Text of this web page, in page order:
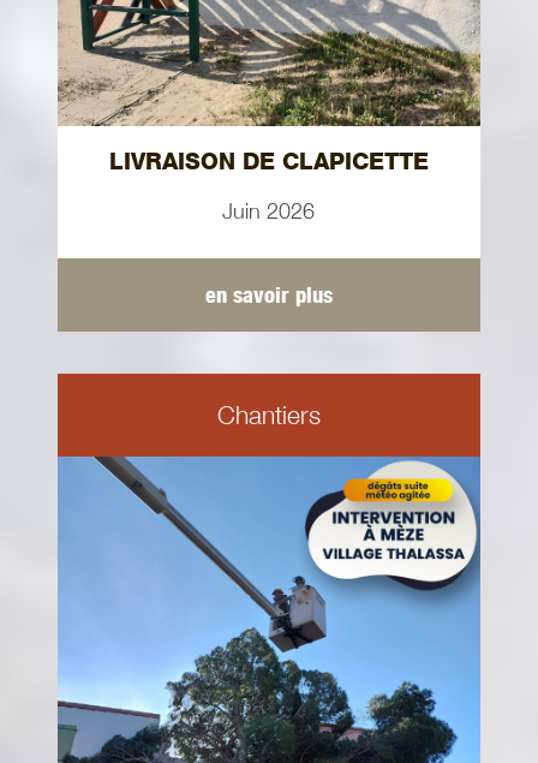
LIVRAISON DE CLAPICETTE
Juin 2026
en savoir plus
Chantiers